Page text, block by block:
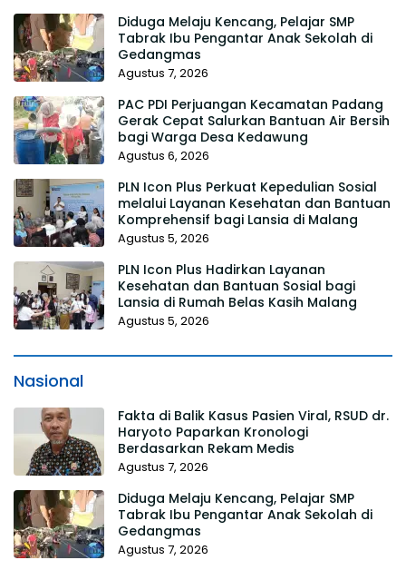
Diduga Melaju Kencang, Pelajar SMP
Tabrak Ibu Pengantar Anak Sekolah di
Gedangmas
Agustus 7, 2026
PAC PDI Perjuangan Kecamatan Padang
Gerak Cepat Salurkan Bantuan Air Bersih
bagi Warga Desa Kedawung
Agustus 6, 2026
PLN Icon Plus Perkuat Kepedulian Sosial
melalui Layanan Kesehatan dan Bantuan
Komprehensif bagi Lansia di Malang
Agustus 5, 2026
PLN Icon Plus Hadirkan Layanan
Kesehatan dan Bantuan Sosial bagi
Lansia di Rumah Belas Kasih Malang
Agustus 5, 2026
Nasional
Fakta di Balik Kasus Pasien Viral, RSUD dr.
Haryoto Paparkan Kronologi
Berdasarkan Rekam Medis
Agustus 7, 2026
Diduga Melaju Kencang, Pelajar SMP
Tabrak Ibu Pengantar Anak Sekolah di
Gedangmas
Agustus 7, 2026